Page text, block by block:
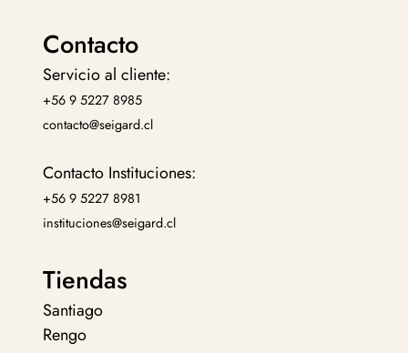
Contacto
Servicio al cliente:
+56 9 5227 8985
contacto@seigard.cl
Contacto Instituciones:
+56 9 5227 8981
instituciones@seigard.cl
Tiendas
Santiago
Rengo